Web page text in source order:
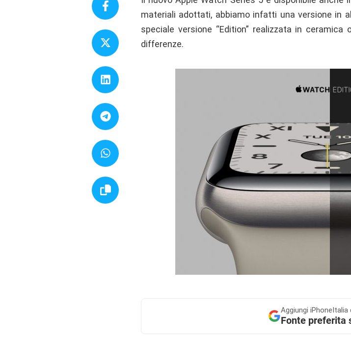
materiali adottati, abbiamo infatti una versione in
speciale versione “Edition” realizzata in
differenze.
Aggiungi iPhoneItalia
Fonte preferita